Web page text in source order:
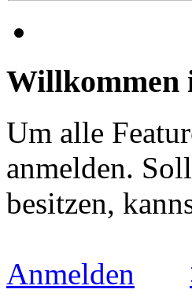
Willkommen
Um alle
anmelden.
besitzen,
Anmelden